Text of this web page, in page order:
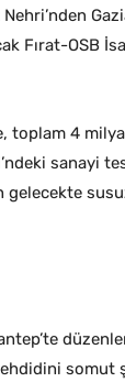
Fırat-OSB
toplam 4
sanayi
gelecekte